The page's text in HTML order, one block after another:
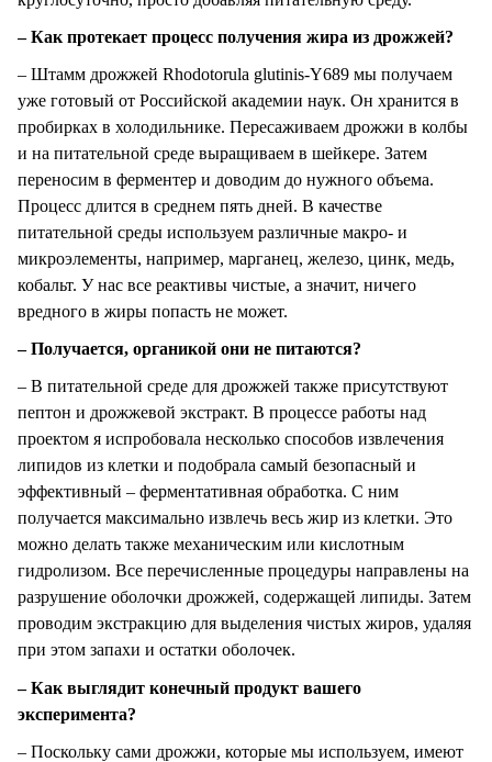
– Как протекает процесс получения жира из дрожжей?
– Штамм дрожжей Rhodotorula glutinis-Y689 мы получаем
уже готовый от Российской академии наук. Он хранится в
пробирках в холодильнике. Пересаживаем дрожжи в колбы
и на питательной среде выращиваем в шейкере. Затем
переносим в ферментер и доводим до нужного объема.
Процесс длится в среднем пять дней. В качестве
питательной среды используем различные макро- и
микроэлементы, например, марганец, железо, цинк, медь,
кобальт. У нас все реактивы чистые, а значит, ничего
вредного в жиры попасть не может.
– Получается, органикой они не питаются?
– В питательной среде для дрожжей также присутствуют
пептон и дрожжевой экстракт. В процессе работы над
проектом я испробовала несколько способов извлечения
липидов из клетки и подобрала самый безопасный и
эффективный – ферментативная обработка. С ним
получается максимально извлечь весь жир из клетки. Это
можно делать также механическим или кислотным
гидролизом. Все перечисленные процедуры направлены на
разрушение оболочки дрожжей, содержащей липиды. Затем
проводим экстракцию для выделения чистых жиров, удаляя
при этом запахи и остатки оболочек.
– Как выглядит конечный продукт вашего
эксперимента?
– Поскольку сами дрожжи, которые мы используем, имеют